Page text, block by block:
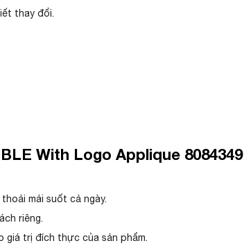
thay đổi.
With Logo Applique
mái suốt cả ngày.
riêng.
giá trị đích thực của sản phẩm.